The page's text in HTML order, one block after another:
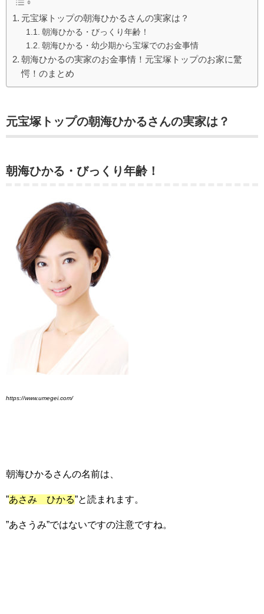
元宝塚トップの朝海ひかるさんの実家は？
朝海ひかる・びっくり年齢！
朝海ひかる・幼少期から宝塚でのお金事情
朝海ひかるの実家のお金事情！元宝塚トップのお家に驚
愕！のまとめ
元宝塚トップの朝海ひかるさんの実家は？
朝海ひかる・びっくり年齢！
https://www.umegei.com/
朝海ひかるさんの名前は、
”あさみ ひかる”と読まれます。
”あさうみ”ではないですの注意ですね。